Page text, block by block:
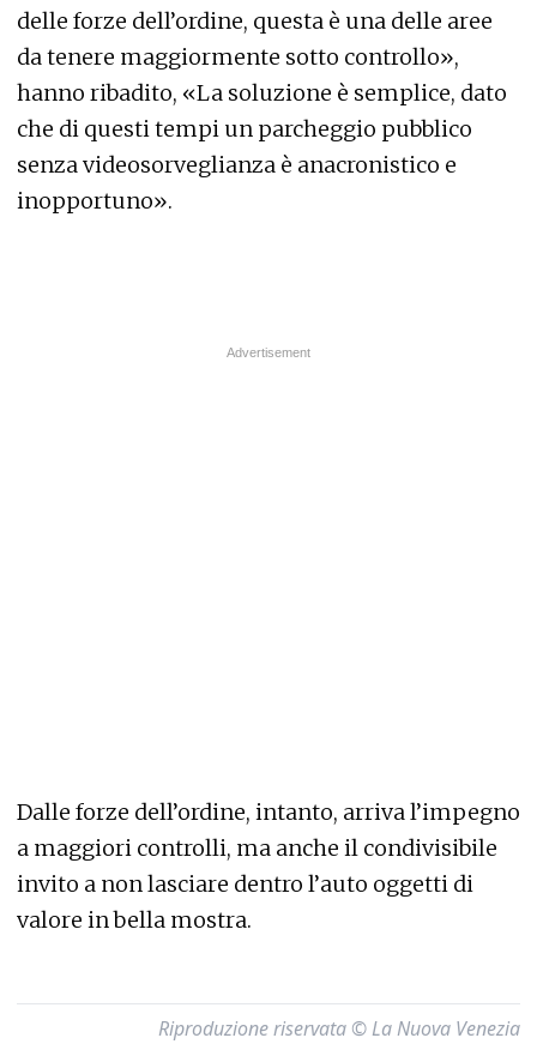
delle forze dell’ordine, questa è una delle aree
da tenere maggiormente sotto controllo»,
hanno ribadito, «La soluzione è semplice, dato
che di questi tempi un parcheggio pubblico
senza videosorveglianza è anacronistico e
inopportuno».
Dalle forze dell’ordine, intanto, arriva l’impegno
a maggiori controlli, ma anche il condivisibile
invito a non lasciare dentro l’auto oggetti di
valore in bella mostra.
Riproduzione riservata © La Nuova Venezia